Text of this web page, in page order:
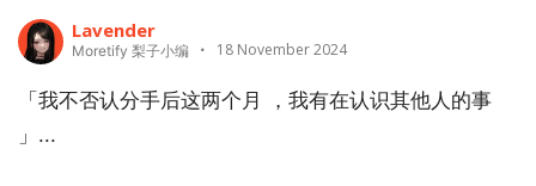
Lavender
Moretify 梨子小编 18 November 2024
「我不否认分手后这两个月 ，我有在认识其他人的事
」...